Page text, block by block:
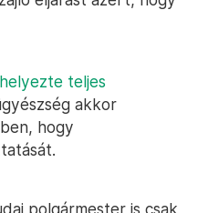
teljes
akkor
hogy
polgármester is csak